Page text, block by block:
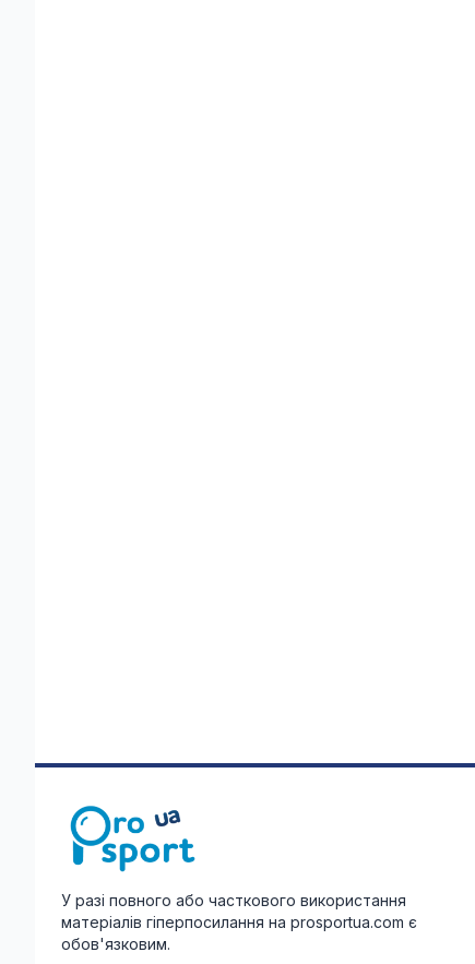
У разі повного або часткового використання
матеріалів гіперпосилання на prosportua.com є
обов'язковим.